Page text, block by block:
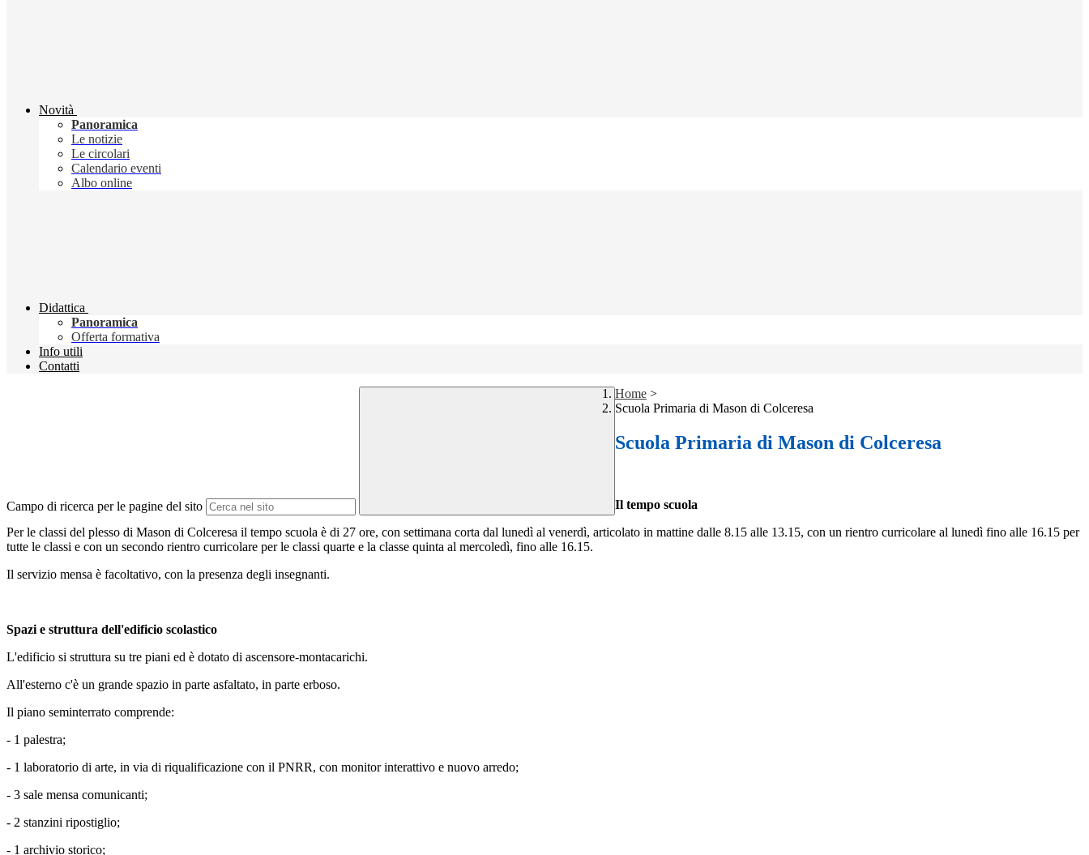
Novità
Panoramica
Le notizie
Le circolari
Calendario eventi
Albo online
Didattica
Panoramica
Offerta formativa
Info utili
Contatti
Campo di ricerca per le pagine del sito
Home >
Scuola Primaria di Mason di Colceresa
Scuola Primaria di Mason di Colceresa
Il tempo scuola
Per le classi del plesso di Mason di Colceresa il tempo scuola è di 27 ore, con settimana corta dal lunedì al venerdì, articolato in mattine dalle 8.15 alle 13.15, con un rientro curricolare al lunedì fino alle 16.15 per
tutte le classi e con un secondo rientro curricolare per le classi quarte e la classe quinta al mercoledì, fino alle 16.15.
Il servizio mensa è facoltativo, con la presenza degli insegnanti.
Spazi e struttura dell'edificio scolastico
L'edificio si struttura su tre piani ed è dotato di ascensore-montacarichi.
All'esterno c'è un grande spazio in parte asfaltato, in parte erboso.
Il piano seminterrato comprende:
- 1 palestra;
- 1 laboratorio di arte, in via di riqualificazione con il PNRR, con monitor interattivo e nuovo arredo;
- 3 sale mensa comunicanti;
- 2 stanzini ripostiglio;
- 1 archivio storico;